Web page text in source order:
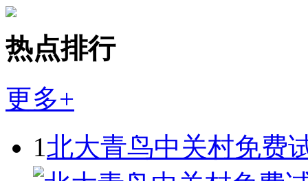
热点排行
更多+
1北大青鸟中关村免费